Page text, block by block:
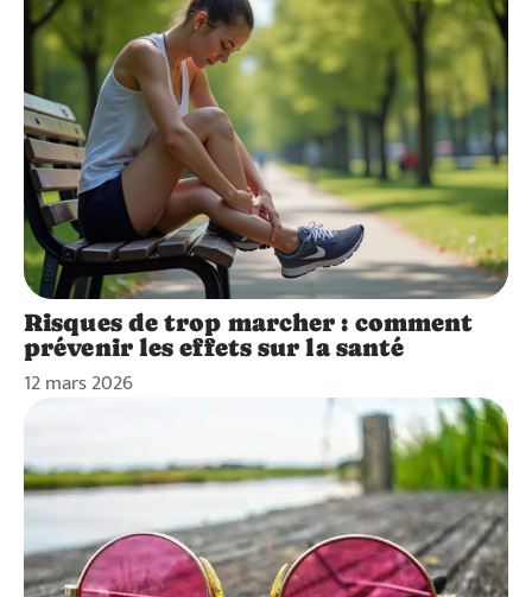
Risques de trop marcher : comment
prévenir les effets sur la santé
12 mars 2026